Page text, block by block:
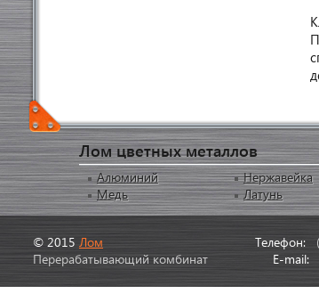
Лом цветных металлов
Алюминий
Медь
Нержавейка
Латунь
© 2015 Лом
Перерабатывающий комбинат
Телефон:
E-mail: